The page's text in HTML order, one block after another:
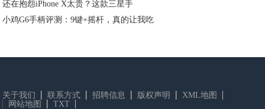
还在抱怨iPhone X太贵？这款三星手
小鸡G6手柄评测：9键+摇杆，真的让我吃
关于我们 联系方式 招聘信息 版权声明
XML地图
网站地图
TXT